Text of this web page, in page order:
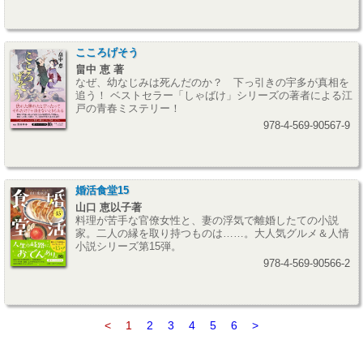
こころげそう
畠中 恵 著
なぜ、幼なじみは死んだのか？ 下っ引きの宇多が真相を
追う！ ベストセラー「しゃばけ」シリーズの著者による江
戸の青春ミステリー！
978-4-569-90567-9
婚活食堂15
山口 恵以子著
料理が苦手な官僚女性と、妻の浮気で離婚したての小説
家。二人の縁を取り持つものは……。大人気グルメ＆人情
小説シリーズ第15弾。
978-4-569-90566-2
< 1 2 3 4 5 6 >